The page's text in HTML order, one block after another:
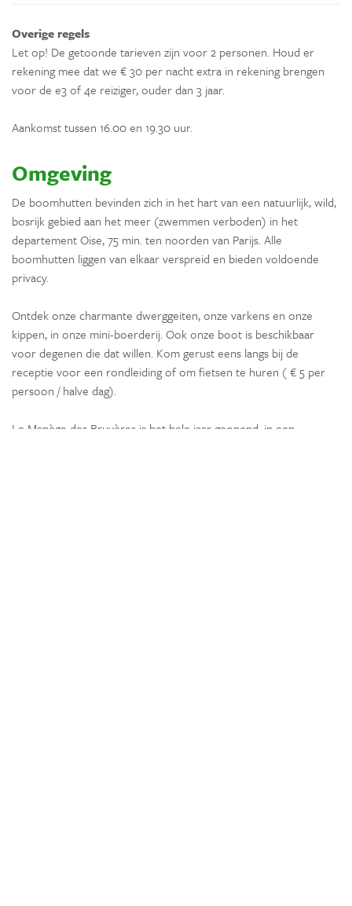
Overige regels
Let op! De getoonde tarieven zijn voor 2 personen. Houd er
rekening mee dat we € 30 per nacht extra in rekening brengen
voor de e3 of 4e reiziger, ouder dan 3 jaar.
Aankomst tussen 16.00 en 19.30 uur.
Omgeving
De boomhutten bevinden zich in het hart van een natuurlijk, wild,
bosrijk gebied aan het meer (zwemmen verboden) in het
departement Oise, 75 min. ten noorden van Parijs. Alle
boomhutten liggen van elkaar verspreid en bieden voldoende
privacy.
Ontdek onze charmante dwerggeiten, onze varkens en onze
kippen, in onze mini-boerderij. Ook onze boot is beschikbaar
voor degenen die dat willen. Kom gerust eens langs bij de
receptie voor een rondleiding of om fietsen te huren ( € 5 per
persoon / halve dag).
Le Manège des Bruyères is het hele jaar geopend, in een